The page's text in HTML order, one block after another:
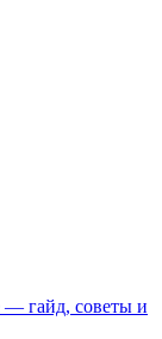
— гайд, советы и